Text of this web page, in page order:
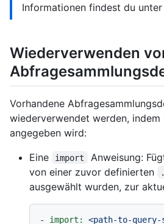
Informationen findest du unter
Wiederverwenden
Vorhandene
wiederverwendet werden, indem
angegeben wird:
Eine
import
Anweisung:
von einer zuvor definierten
ausgewählt wurden, zur
- import: <path-to-